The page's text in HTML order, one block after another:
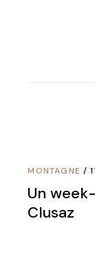
MONTAGNE
Un
Clusaz